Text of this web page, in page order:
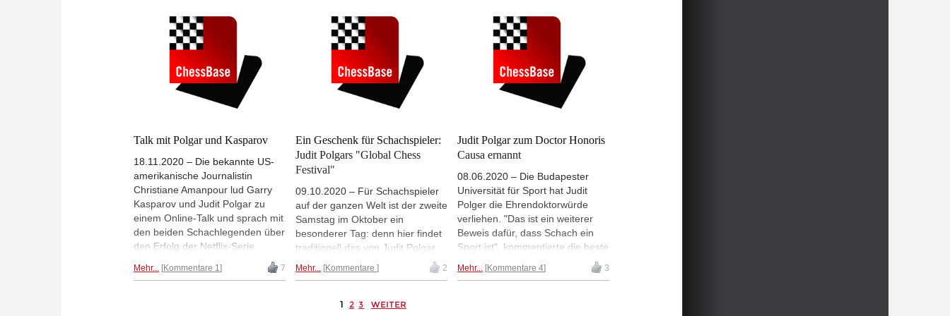
Trainingskolumnen zu Taktik,
Strategie und Endspiel. Das alles
präsentieren wir Ihnen im neuen
CBM-Layout!
dabei sein, das von Judit Polgar,
der besten Schachspielerin aller
Zeiten, in einer hybriden On- und
Offline-Form realisiert wird.
Chess Tour wird mit einigen der
weltbesten Talente aufwarten, mit
einem gesunden Gleichgewicht
von männlichen und weiblichen
Teilnehmern.
Talk mit Polgar und Kasparov
18.11.2020 – Die bekannte US-
amerikanische Journalistin
Christiane Amanpour lud Garry
Kasparov und Judit Polgar zu
einem Online-Talk und sprach mit
den beiden Schachlegenden über
den Erfolg der Netflix-Serie
persönlichen Begegnungen am
Mehr... Kommentare 1 7
Ein Geschenk für Schachspieler:
Judit Polgars "Global Chess
Festival"
09.10.2020 – Für Schachspieler
auf der ganzen Welt ist der zweite
Samstag im Oktober ein
besonderer Tag: denn hier findet
traditionell das von Judit Polgar
initiierte und organisierte "Global
Chess Festival" statt. Dieses Jahr
Oktober auf den 10.10.2020, und
Mehr... Kommentare 2
Judit Polgar zum Doctor Honoris
Causa ernannt
08.06.2020 – Die Budapester
Universität für Sport hat Judit
Polger die Ehrendoktorwürde
verliehen. "Das ist ein weiterer
Beweis dafür, dass Schach ein
Sport ist", kommentierte die beste
Schachspielerin der Geschichte
die Auszeichnung.
Mehr... Kommentare 4 3
1 2 3 WEITER